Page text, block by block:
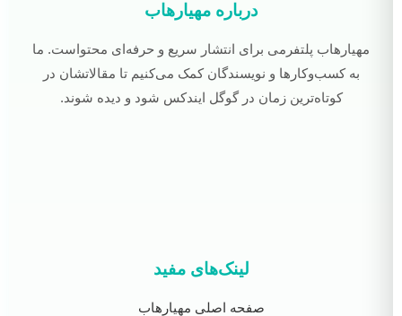
درباره مهیارهاب
مهیارهاب پلتفرمی برای انتشار سریع و حرفه‌ای محتواست. ما
به کسب‌وکارها و نویسندگان کمک می‌کنیم تا مقالاتشان در
کوتاه‌ترین زمان در گوگل ایندکس شود و دیده شوند.
لینک‌های مفید
صفحه اصلی مهیارهاب